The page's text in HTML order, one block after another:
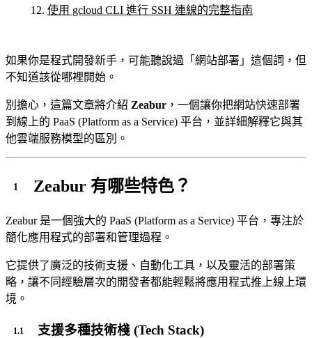
使用 gcloud CLI 進行 SSH 連線的完整指南
如果你是程式開發新手，可能聽說過「網站部署」這個詞，但
不知道該從哪裡開始。
別擔心，這篇文章將介紹 Zeabur ，一個讓你把網站快速部署
到線上的 PaaS (Platform as a Service) 平台，並詳細解釋它與其
他雲端服務模型的區別。
Zeabur 有哪些特色？
Zeabur 是一個強大的 PaaS (Platform as a Service) 平台，專注於
簡化應用程式的部署和管理過程。
它提供了廣泛的技術支援、自動化工具，以及靈活的部署策
略，讓不同經驗層次的開發者都能輕鬆將應用程式推上線上環
境。
支援多種技術棧 (Tech Stack)